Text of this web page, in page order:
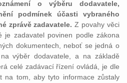
o výběru dodavatele,
podmínek účasti vybraného
zprávě zadavatele.Z povahy věci
je zadavatel povinen podle zákona
dokumentech, neboť se jedná o
výběr dodavatele, a na základě
celé zadávací řízení ovládá, je dle
na tom, aby tyto informace zůstaly